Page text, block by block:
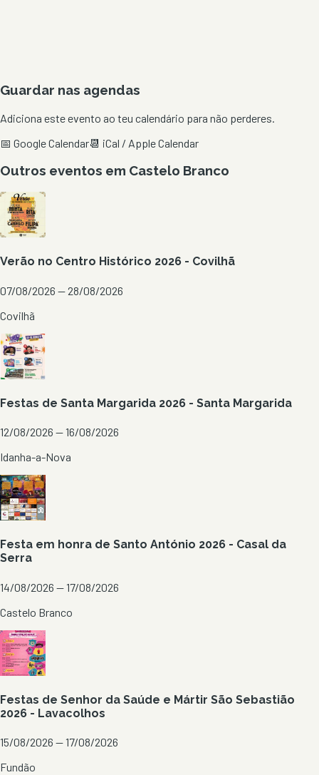
Guardar nas agendas
Adiciona este evento ao teu calendário para não perderes.
📅 Google Calendar📆 iCal / Apple Calendar
Outros eventos em Castelo Branco
Verão no Centro Histórico 2026 - Covilhã
07/08/2026 — 28/08/2026
Covilhã
Festas de Santa Margarida 2026 - Santa Margarida
12/08/2026 — 16/08/2026
Idanha-a-Nova
Festa em honra de Santo António 2026 - Casal da
Serra
14/08/2026 — 17/08/2026
Castelo Branco
Festas de Senhor da Saúde e Mártir São Sebastião
2026 - Lavacolhos
15/08/2026 — 17/08/2026
Fundão